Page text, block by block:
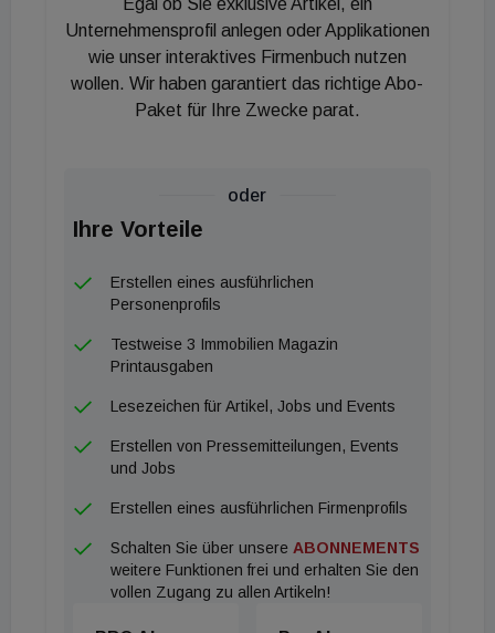
Fünftel, fließt wieder ins Unternehmen zurück.“ Die
Kund:innen sind dabei zuallererst Hausverwaltungen
(49 Prozent) und Gewerbekund:innen (25 Prozent).
Fast gleichauf liegen öffentliche Stellen, die in der
sind. Private Haushalte tragen hier nur 3 Prozent
Wien und Umgebung machten traditionsgemäß den
größten Teil zum Gesamtumsatz der Attensam
Unternehmensgruppe aus. Genaugenommen
erwirtschaftete die für dieses Gebiet zuständige
Euro und konnte damit um 8,6 Prozent wachsen.
Süd (Burgenland, Kärnten, Steiermark, Osttirol,
niederösterreichisches Industrieviertel) mit einem
Umsatzergebnis von 15,4 Millionen Euro den
Egal ob Sie exklusive Artikel, ein
Unternehmensprofil anlegen oder Applikationen
wie unser interaktives Firmenbuch nutzen
wollen. Wir haben garantiert das richtige Abo-
Paket für Ihre Zwecke parat.
oder
Ihre Vorteile
Erstellen eines ausführlichen
Personenprofils
Testweise 3 Immobilien Magazin
Printausgaben
Lesezeichen für Artikel, Jobs und Events
Erstellen von Pressemitteilungen, Events
und Jobs
Erstellen eines ausführlichen Firmenprofils
Schalten Sie über unsere ABONNEMENTS
weitere Funktionen frei und erhalten Sie den
vollen Zugang zu allen Artikeln!